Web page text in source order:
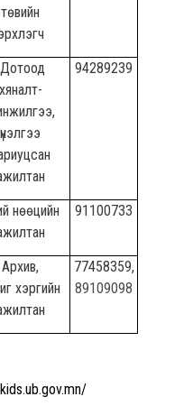
төвийн
Дотоод
хяналт-
үнэлгээ
94289239
нөөцийн
91100733
Архив,
хэргийн
77458359,
89109098